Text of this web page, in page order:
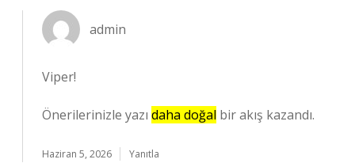
admin
Viper!
Önerilerinizle yazı daha doğal bir akış kazandı.
Haziran 5, 2026 Yanıtla